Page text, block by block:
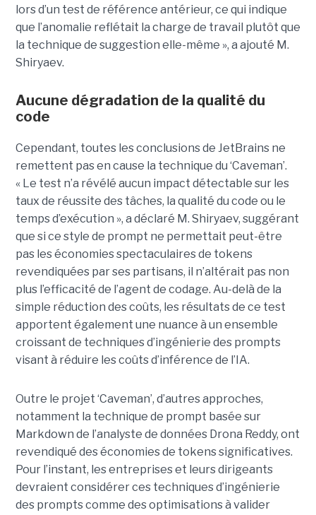
lors d’un test de référence antérieur, ce qui indique
que l’anomalie reflétait la charge de travail plutôt que
la technique de suggestion elle-même », a ajouté M.
Shiryaev.
Aucune dégradation de la qualité du
code
Cependant, toutes les conclusions de JetBrains ne
remettent pas en cause la technique du ‘Caveman’.
« Le test n’a révélé aucun impact détectable sur les
taux de réussite des tâches, la qualité du code ou le
temps d’exécution », a déclaré M. Shiryaev, suggérant
que si ce style de prompt ne permettait peut-être
pas les économies spectaculaires de tokens
revendiquées par ses partisans, il n’altérait pas non
plus l’efficacité de l’agent de codage. Au-delà de la
simple réduction des coûts, les résultats de ce test
apportent également une nuance à un ensemble
croissant de techniques d’ingénierie des prompts
visant à réduire les coûts d’inférence de l’IA.
Outre le projet ‘Caveman’, d’autres approches,
notamment la technique de prompt basée sur
Markdown de l’analyste de données Drona Reddy, ont
revendiqué des économies de tokens significatives.
Pour l’instant, les entreprises et leurs dirigeants
devraient considérer ces techniques d’ingénierie
des prompts comme des optimisations à valider